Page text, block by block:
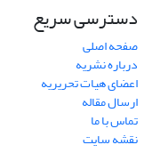
دسترسی سریع
صفحه اصلی
درباره نشریه
اعضای هیات تحریریه
ارسال مقاله
تماس با ما
نقشه سایت